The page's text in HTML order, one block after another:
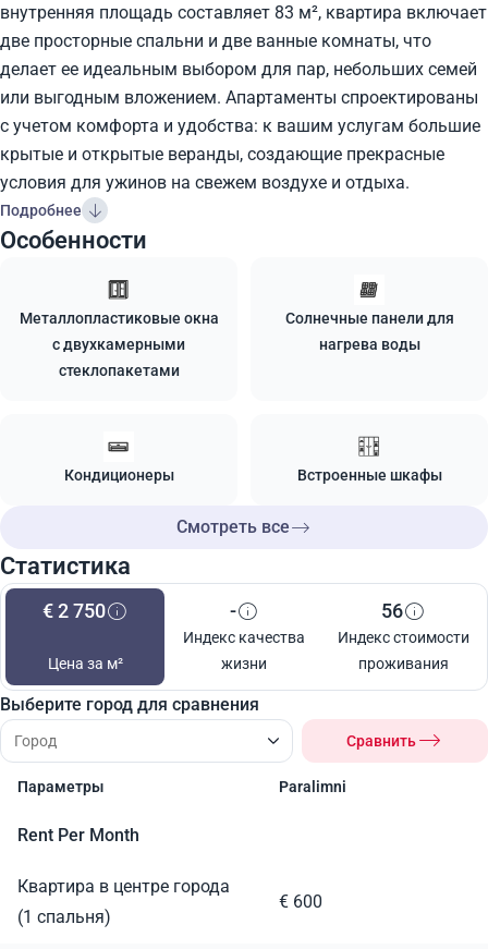
внутренняя площадь составляет 83 м², квартира включает
две просторные спальни и две ванные комнаты, что
делает ее идеальным выбором для пар, небольших семей
или выгодным вложением. Апартаменты спроектированы
с учетом комфорта и удобства: к вашим услугам большие
крытые и открытые веранды, создающие прекрасные
условия для ужинов на свежем воздухе и отдыха.
Подробнее
Особенности
Металлопластиковые окна
с двухкамерными
стеклопакетами
Солнечные панели для
нагрева воды
Кондиционеры Встроенные шкафы
Смотреть все
Статистика
€ 2 750
Цена за м²
-
Индекс качества
жизни
56
Индекс стоимости
проживания
Выберите город для сравнения
Сравнить
Параметры Paralimni
Rent Per Month
Квартира в центре города
(1 спальня)
€ 600